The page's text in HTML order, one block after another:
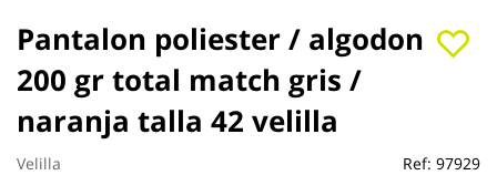
Pantalon poliester / algodon
200 gr total match gris /
naranja talla 42 velilla
Velilla Ref: 97929
Saltar
al
comienzo
de
la
galería
de